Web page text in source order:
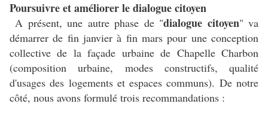
Poursuivre et améliorer le dialogue citoyen
A présent, une autre phase de "dialogue citoyen" va
démarrer de fin janvier à fin mars pour une conception
collective de la façade urbaine de Chapelle Charbon
(composition urbaine, modes constructifs, qualité
d'usages des logements et espaces communs). De notre
côté, nous avons formulé trois recommandations :